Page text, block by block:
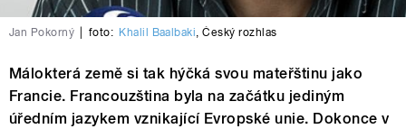
Jan Pokorný foto: Khalil Baalbaki,Český rozhlas
Málokterá země si tak hýčká svou mateřštinu jako
Francie. Francouzština byla na začátku jediným
úředním jazykem vznikající Evropské unie. Dokonce v